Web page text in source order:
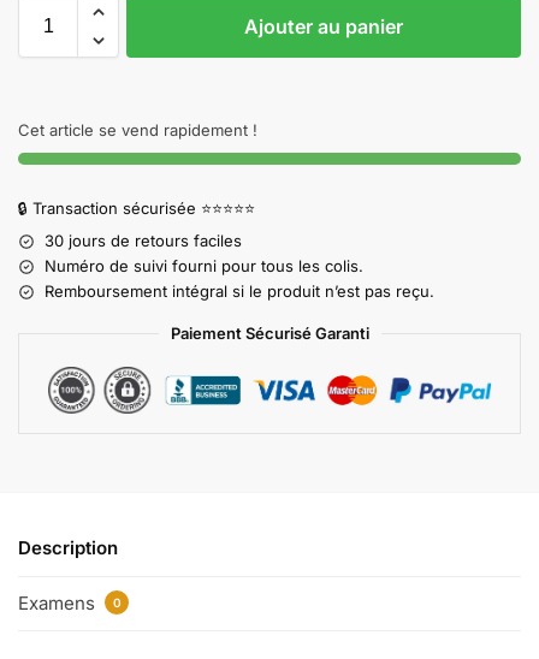
Ajouter au panier
Cet article se vend rapidement !
🔒 Transaction sécurisée ⭐⭐⭐⭐⭐
30 jours de retours faciles
Numéro de suivi fourni pour tous les colis.
Remboursement intégral si le produit n’est pas reçu.
Paiement Sécurisé Garanti
Description
Examens 0